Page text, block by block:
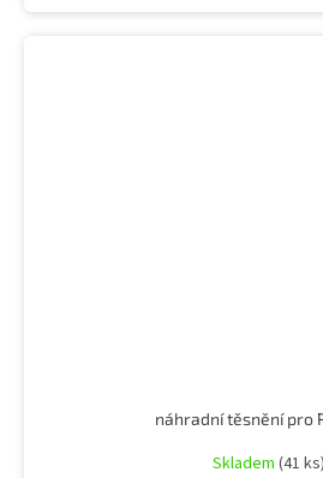
náhradní těsnění pro
Skladem (41 ks)